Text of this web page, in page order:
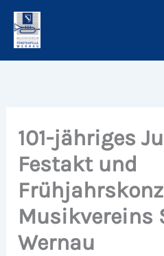
Zum
Inhalt
springen
101-jähriges
Festakt und
Musikvereins
Wernau